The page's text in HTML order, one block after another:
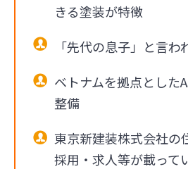
きる塗装が特徴
「先代の息子」と言わ
ベトナムを拠点とした
整備
東京新建装株式会社の
採用・求人等が載って